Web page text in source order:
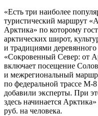
«Есть три наиболее
туристический маршрут
Арктика» по которому
арктических широт,
и традициями
«Сокровенный Север: от
включает посещение
и межрегиональный
по федеральной трассе
добавили эксперты. При
здесь начинается
руб. на человека.